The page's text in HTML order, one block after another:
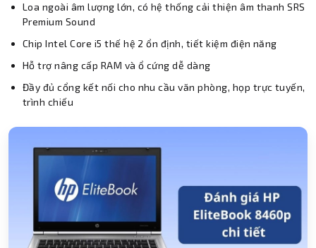
Loa ngoài âm lượng lớn, có hệ thống cải thiện âm thanh SRS
Premium Sound
Chip Intel Core i5 thế hệ 2 ổn định, tiết kiệm điện năng
Hỗ trợ nâng cấp RAM và ổ cứng dễ dàng
Đầy đủ cổng kết nối cho nhu cầu văn phòng, họp trực tuyến,
trình chiếu